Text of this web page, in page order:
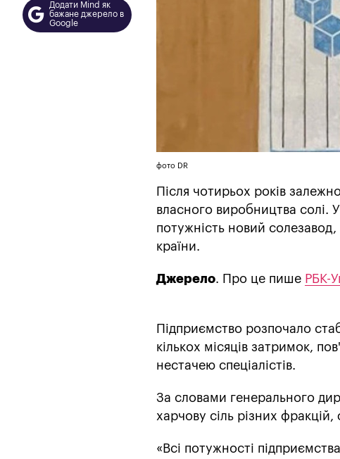
Додати Mind як
бажане джерело в
Google
фото DR
Після чотирьох років
власного виробництва
потужність новий
країни.
Джерело. Про це пише РБК-
Підприємство розпочало
кількох місяців затримок,
нестачею спеціалістів.
За словами генерального
харчову сіль різних
«Всі потужності